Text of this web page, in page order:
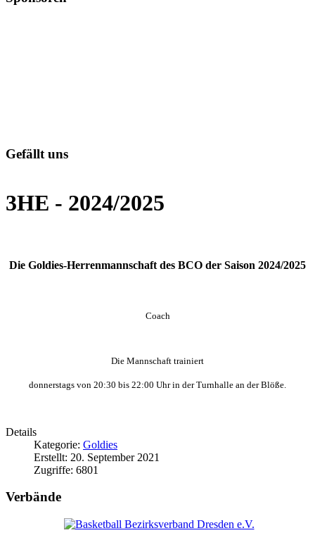
Gefällt uns
3HE - 2024/2025
Die Goldies-Herrenmannschaft des BCO der Saison 2024/2025
Coach
Die Mannschaft trainiert
donnerstags von 20:30 bis 22:00 Uhr in der Turnhalle an der Blöße
Details
Kategorie: Goldies
Erstellt: 20. September 2021
Zugriffe: 6801
Verbände